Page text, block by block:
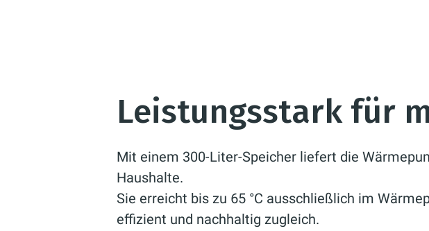
Leistungsstark für
Mit einem 300-Liter-Speicher liefert die
Haushalte.
Sie erreicht bis zu 65 °C ausschließlich im
effizient und nachhaltig zugleich.